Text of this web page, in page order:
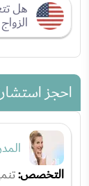
هل
الزواج
احجز
التخصص: